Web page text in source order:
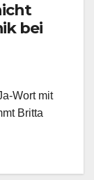
bei
Wort mit
Britta